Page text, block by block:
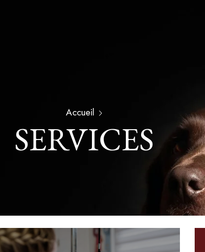
Accueil
SERVICES